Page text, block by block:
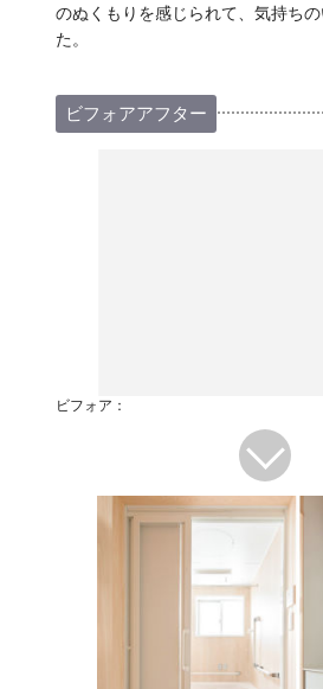
のぬくもりを感じられて、気持ち
た。
ビフォアアフター
ビフォア：